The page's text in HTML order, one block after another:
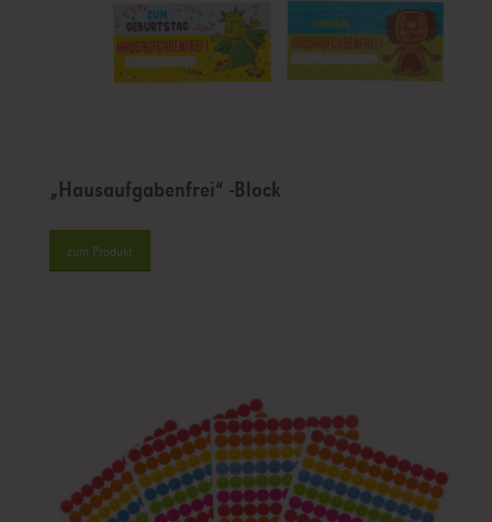
„Hausaufgabenfrei“ -Block
zum Produkt